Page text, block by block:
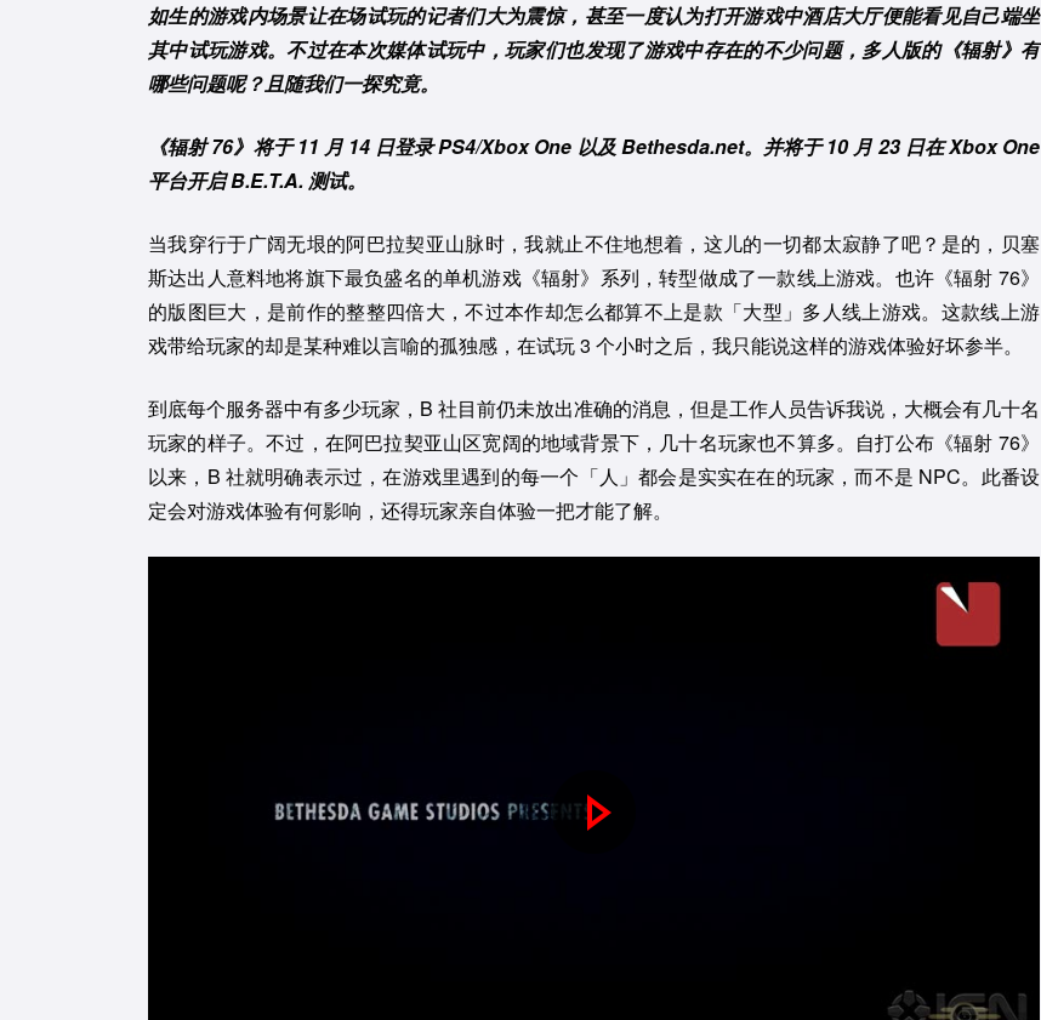
如生的游戏内场景让在场试玩的记者们大为震惊，甚至一度认为打开游戏中酒店大厅便能看见自己端坐
其中试玩游戏。不过在本次媒体试玩中，玩家们也发现了游戏中存在的不少问题，多人版的《辐射》有
哪些问题呢？且随我们一探究竟。
《辐射 76》将于 11 月 14 日登录 PS4/Xbox One 以及 Bethesda.net。并将于 10 月 23 日在 Xbox One
平台开启 B.E.T.A. 测试。
当我穿行于广阔无垠的阿巴拉契亚山脉时，我就止不住地想着，这儿的一切都太寂静了吧？是的，贝塞
斯达出人意料地将旗下最负盛名的单机游戏《辐射》系列，转型做成了一款线上游戏。也许《辐射 76》
的版图巨大，是前作的整整四倍大，不过本作却怎么都算不上是款「大型」多人线上游戏。这款线上游
戏带给玩家的却是某种难以言喻的孤独感，在试玩 3 个小时之后，我只能说这样的游戏体验好坏参半。
到底每个服务器中有多少玩家，B 社目前仍未放出准确的消息，但是工作人员告诉我说，大概会有几十名
玩家的样子。不过，在阿巴拉契亚山区宽阔的地域背景下，几十名玩家也不算多。自打公布《辐射 76》
以来，B 社就明确表示过，在游戏里遇到的每一个「人」都会是实实在在的玩家，而不是 NPC。此番设
定会对游戏体验有何影响，还得玩家亲自体验一把才能了解。
P